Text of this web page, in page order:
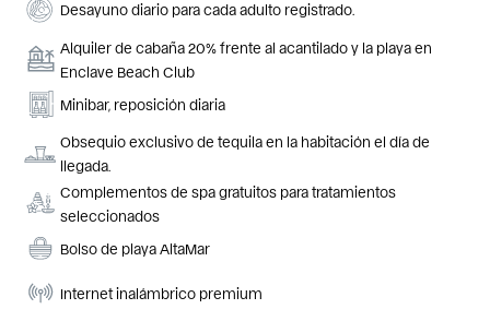
Desayuno diario para cada adulto registrado.
Alquiler de cabaña 20% frente al acantilado y la playa en
Enclave Beach Club
Minibar, reposición diaria
Obsequio exclusivo de tequila en la habitación el día de
llegada.
Complementos de spa gratuitos para tratamientos
seleccionados
Bolso de playa AltaMar
Internet inalámbrico premium